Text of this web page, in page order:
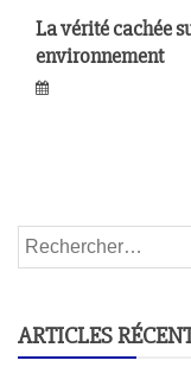
La vérité cachée
environnement
ARTICLES